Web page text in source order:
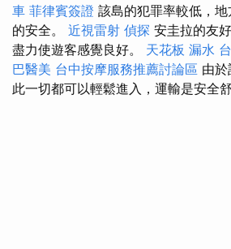
車 菲律賓簽證 該島的犯罪率較低，
的安全。 近視雷射 偵探 安圭拉的友
盡力使遊客感覺良好。 天花板 漏水
巴醫美 台中按摩服務推薦討論區 由
此一切都可以輕鬆進入，運輸是安全舒